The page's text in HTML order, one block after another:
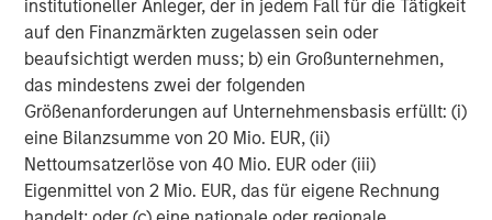
institutioneller Anleger, der in jedem Fall für die Tätigkeit
auf den Finanzmärkten zugelassen sein oder
beaufsichtigt werden muss; b) ein Großunternehmen,
das mindestens zwei der folgenden
Größenanforderungen auf Unternehmensbasis erfüllt: (i)
eine Bilanzsumme von 20 Mio. EUR, (ii)
Nettoumsatzerlöse von 40 Mio. EUR oder (iii)
Eigenmittel von 2 Mio. EUR, das für eigene Rechnung
ARTIKEL
Real Estate Midyear Outlook:
Constructive Amid Fluid Backdrop